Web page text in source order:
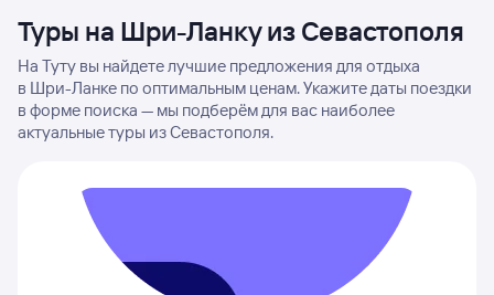
Туры на Шри-Ланку из Севастополя
На Туту вы найдете лучшие предложения для отдыха
в Шри-Ланке по оптимальным ценам. Укажите даты поездки
в форме поиска — мы подберём для вас наиболее
актуальные туры из Севастополя.